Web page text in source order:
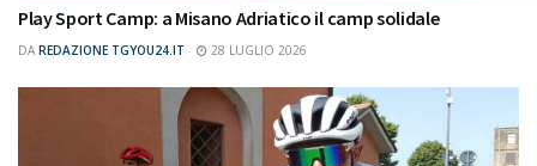
Play Sport Camp: a Misano Adriatico il camp solidale
DA REDAZIONE TGYOU24.IT 28 LUGLIO 2026